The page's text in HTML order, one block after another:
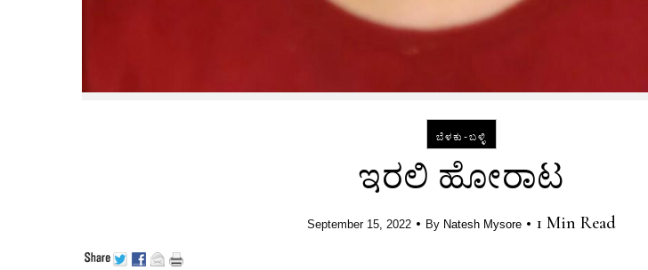
ಬೆಳಕು-ಬಳ್ಳಿ
ಇರಲಿ ಹೋರಾಟ
September 15, 2022 • By Natesh Mysore • 1 Min Read